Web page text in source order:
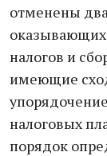
отменены
оказывающих
налогов и
имеющие
налоговых
порядок